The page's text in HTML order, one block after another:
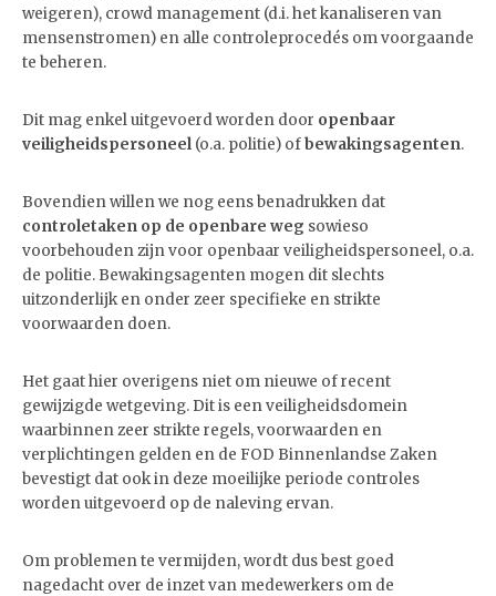
weigeren), crowd management (d.i. het kanaliseren van
mensenstromen) en alle controleprocedés om voorgaande
te beheren.
Dit mag enkel uitgevoerd worden door openbaar
veiligheidspersoneel (o.a. politie) ofbewakingsagenten.
Bovendien willen we nog eens benadrukken dat
controletaken op de openbare weg sowieso
voorbehouden zijn voor openbaar veiligheidspersoneel, o.a.
de politie. Bewakingsagenten mogen dit slechts
uitzonderlijk en onder zeer specifieke en strikte
voorwaarden doen.
Het gaat hier overigens niet om nieuwe of recent
gewijzigde wetgeving. Dit is een veiligheidsdomein
waarbinnen zeer strikte regels, voorwaarden en
verplichtingen gelden en de FOD Binnenlandse Zaken
bevestigt dat ook in deze moeilijke periode controles
worden uitgevoerd op de naleving ervan.
Om problemen te vermijden, wordt dus best goed
nagedacht over de inzet van medewerkers om de